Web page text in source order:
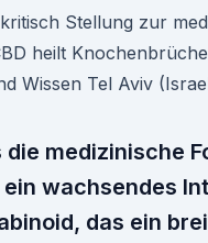
Stellung zur
heilt
Wissen Tel Aviv
die medizinische
wachsendes
das ein